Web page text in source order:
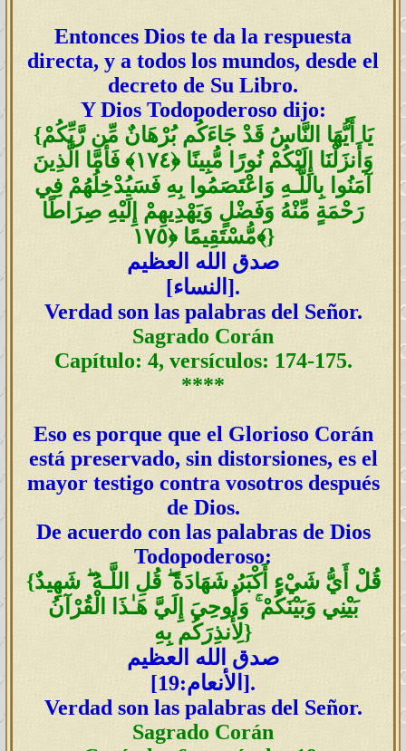
Entonces Dios te da la respuesta
directa, y a todos los mundos, desde el
decreto de Su Libro.
Y Dios Todopoderoso dijo:
{يَا أَيُّهَا النَّاسُ قَدْ جَاءَكُم بُرْهَانٌ مِّن رَّبِّكُمْ
وَأَنزَلْنَا إِلَيْكُمْ نُورًا مُّبِينًا ﴿١٧٤﴾ فَأَمَّا الَّذِينَ
آمَنُوا بِاللَّـهِ وَاعْتَصَمُوا بِهِ فَسَيُدْخِلُهُمْ فِي
رَحْمَةٍ مِّنْهُ وَفَضْلٍ وَيَهْدِيهِمْ إِلَيْهِ صِرَاطًا
مُّسْتَقِيمًا ﴿١٧٥﴾}
صدق الله العظيم
[النساء ].
Verdad son las palabras del Señor.
Sagrado Corán
Capítulo: 4, versículos: 174-175.
****
Eso es porque que el Glorioso Corán
está preservado, sin distorsiones, es el
mayor testigo contra vosotros después
de Dios.
De acuerdo con las palabras de Dios
Todopoderoso:
{قُلْ أَيُّ شَيْءٍ أَكْبَرُ شَهَادَةً ۖ قُلِ اللَّـهُ ۖ شَهِيدٌ
بَيْنِي وَبَيْنَكُمْ ۚ وَأُوحِيَ إِلَيَّ هَـٰذَا الْقُرْآنُ
لِأُنذِرَكُم بِهِ}
صدق الله العظيم
[
الأنعام :19].
Verdad son las palabras del Señor.
Sagrado Corán